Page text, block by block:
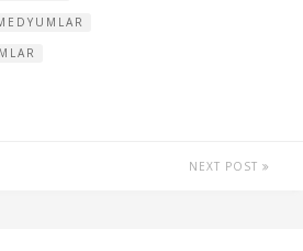
NEXT POST